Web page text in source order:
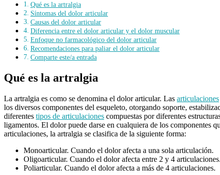
Qué es la artralgia
Síntomas del dolor articular
Causas del dolor articular
Diferencia entre el dolor articular y el dolor muscular
Enfoque no farmacológico del dolor articular
Recomendaciones para paliar el dolor articular
Comparte este/a entrada
Qué es la artralgia
La artralgia es como se denomina el dolor articular. Las articulaciones
los diversos componentes del esqueleto, otorgando soporte,
diferentes tipos de articulaciones compuestas por diferentes
ligamentos. El dolor puede darse en cualquiera de los componentes
articulaciones, la artralgia se clasifica de la siguiente forma:
Monoarticular. Cuando el dolor afecta a una sola articulación.
Oligoarticular. Cuando el dolor afecta entre 2 y 4
Poliarticular. Cuando el dolor afecta a más de 4 articulaciones.